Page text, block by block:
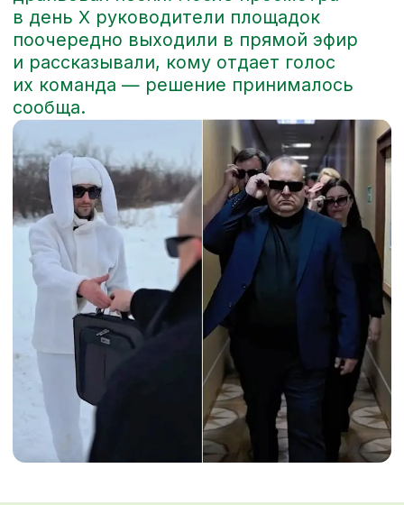
[ЕЛЕНА ШВЕЦОВА ]
Уверена, что будущее рынка труда — в
развитой культуре компаний и эффективных
коммуникациях. Целится в WOW-результат,
основывается на работе с метриками проекта.
Руководитель проектов
[ НОВОГОДНИЙ
ОНЛАЙН-МАРАФОН